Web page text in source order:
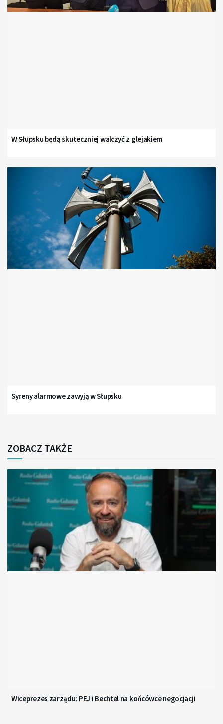
W Słupsku będą skuteczniej walczyć z glejakiem
Syreny alarmowe zawyją w Słupsku
ZOBACZ TAKŻE
Wiceprezes zarządu: PEJ i Bechtel na końcówce negocjacji